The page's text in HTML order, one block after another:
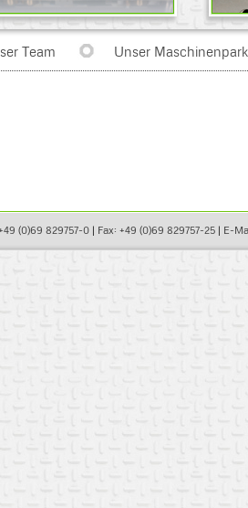
Team Unser Maschinenpark
(0)69 829757-0 | Fax: +49 (0)69 829757-25 | E-